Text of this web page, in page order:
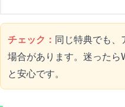
チェック： 同じ特典でも、
場合があります。迷った
と安心です。